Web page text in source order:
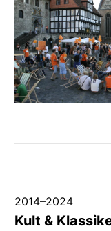
Kult &
2014–2024